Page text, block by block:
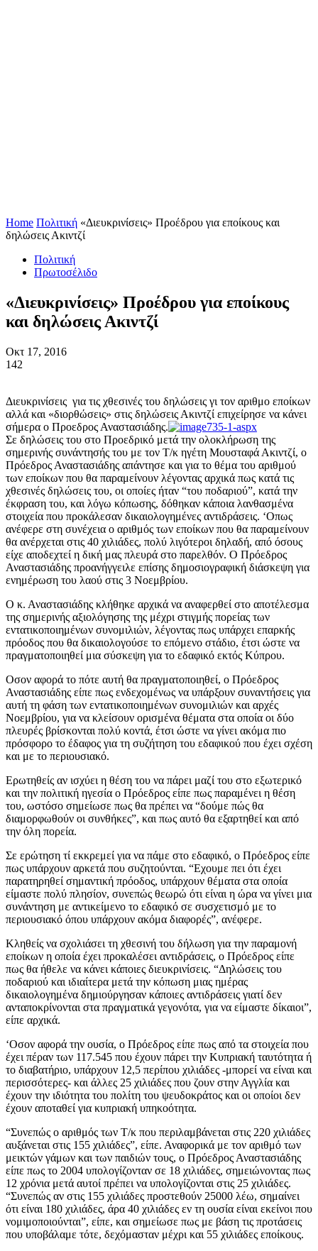
Home Πολιτική «Διευκρινίσεις» Προέδρου για εποίκους και
δηλώσεις Ακιντζί
Πολιτική
Πρωτοσέλιδο
«Διευκρινίσεις» Προέδρου για εποίκους
και δηλώσεις Ακιντζί
Οκτ 17, 2016
142
Διευκρινίσεις για τις χθεσινές του δηλώσεις γι τον αριθμο εποίκων
αλλά και «διορθώσεις» στις δηλώσεις Ακιντζί επιχείρησε να κάνει
σήμερα ο Προεδρος Αναστασιάδης.
Σε δηλώσεις του στο Προεδρικό μετά την ολοκλήρωση της
σημερινής συνάντησής του με τον Τ/κ ηγέτη Μουσταφά Ακιντζί, ο
Πρόεδρος Αναστασιάδης απάντησε και για το θέμα του αριθμού
των εποίκων που θα παραμείνουν λέγοντας αρχικά πως κατά τις
χθεσινές δηλώσεις του, οι οποίες ήταν “του ποδαριού”, κατά την
έκφραση του, και λόγω κόπωσης, δόθηκαν κάποια λανθασμένα
στοιχεία που προκάλεσαν δικαιολογημένες αντιδράσεις. ‘Οπως
ανέφερε στη συνέχεια ο αριθμός των εποίκων που θα παραμείνουν
θα ανέρχεται στις 40 χιλιάδες, πολύ λιγότεροι δηλαδή, από όσους
είχε αποδεχτεί η δική μας πλευρά στο παρελθόν. Ο Πρόεδρος
Αναστασιάδης προανήγγειλε επίσης δημοσιογραφική διάσκεψη για
ενημέρωση του λαού στις 3 Νοεμβρίου.
Ο κ. Αναστασιάδης κλήθηκε αρχικά να αναφερθεί στο αποτέλεσμα
της σημερινής αξιολόγησης της μέχρι στιγμής πορείας των
εντατικοποιημένων συνομιλιών, λέγοντας πως υπάρχει επαρκής
πρόοδος που θα δικαιολογούσε το επόμενο στάδιο, έτσι ώστε να
πραγματοποιηθεί μια σύσκεψη για το εδαφικό εκτός Κύπρου.
Οσον αφορά το πότε αυτή θα πραγματοποιηθεί, ο Πρόεδρος
Αναστασιάδης είπε πως ενδεχομένως να υπάρξουν συναντήσεις για
αυτή τη φάση των εντατικοποιημένων συνομιλιών και αρχές
Νοεμβρίου, για να κλείσουν ορισμένα θέματα στα οποία οι δύο
πλευρές βρίσκονται πολύ κοντά, έτσι ώστε να γίνει ακόμα πιο
πρόσφορο το έδαφος για τη συζήτηση του εδαφικού που έχει σχέση
και με το περιουσιακό.
Ερωτηθείς αν ισχύει η θέση του να πάρει μαζί του στο εξωτερικό
και την πολιτική ηγεσία ο Πρόεδρος είπε πως παραμένει η θέση
του, ωστόσο σημείωσε πως θα πρέπει να “δούμε πώς θα
διαμορφωθούν οι συνθήκες”, και πως αυτό θα εξαρτηθεί και από
την όλη πορεία.
Σε ερώτηση τί εκκρεμεί για να πάμε στο εδαφικό, ο Πρόεδρος είπε
πως υπάρχουν αρκετά που συζητούνται. “Εχουμε πει ότι έχει
παρατηρηθεί σημαντική πρόοδος, υπάρχουν θέματα στα οποία
είμαστε πολύ πλησίον, συνεπώς θεωρώ ότι είναι η ώρα να γίνει μια
συνάντηση με αντικείμενο το εδαφικό σε συσχετισμό με το
περιουσιακό όπου υπάρχουν ακόμα διαφορές”, ανέφερε.
Κληθείς να σχολιάσει τη χθεσινή του δήλωση για την παραμονή
εποίκων η οποία έχει προκαλέσει αντιδράσεις, ο Πρόεδρος είπε
πως θα ήθελε να κάνει κάποιες διευκρινίσεις. “Δηλώσεις του
ποδαριού και ιδιαίτερα μετά την κόπωση μιας ημέρας
δικαιολογημένα δημιούργησαν κάποιες αντιδράσεις γιατί δεν
ανταποκρίνονται στα πραγματικά γεγονότα, για να είμαστε δίκαιοι”,
είπε αρχικά.
‘Οσον αφορά την ουσία, ο Πρόεδρος είπε πως από τα στοιχεία που
έχει πέραν των 117.545 που έχουν πάρει την Κυπριακή ταυτότητα ή
το διαβατήριο, υπάρχουν 12,5 περίπου χιλιάδες -μπορεί να είναι και
περισσότερες- και άλλες 25 χιλιάδες που ζουν στην Αγγλία και
έχουν την ιδιότητα του πολίτη του ψευδοκράτος και οι οποίοι δεν
έχουν αποταθεί για κυπριακή υπηκοότητα.
“Συνεπώς ο αριθμός των Τ/κ που περιλαμβάνεται στις 220 χιλιάδες
αυξάνεται στις 155 χιλιάδες”, είπε. Αναφορικά με τον αριθμό των
μεικτών γάμων και των παιδιών τους, ο Πρόεδρος Αναστασιάδης
είπε πως το 2004 υπολογίζονταν σε 18 χιλιάδες, σημειώνοντας πως
12 χρόνια μετά αυτοί πρέπει να υπολογίζονται στις 25 χιλιάδες.
“Συνεπώς αν στις 155 χιλιάδες προστεθούν 25000 λέω, σημαίνει
ότι είναι 180 χιλιάδες, άρα 40 χιλιάδες εν τη ουσία είναι εκείνοι που
νομιμοποιούνται”, είπε, και σημείωσε πως με βάση τις προτάσεις
που υποβάλαμε τότε, δεχόμασταν μέχρι και 55 χιλιάδες εποίκους.